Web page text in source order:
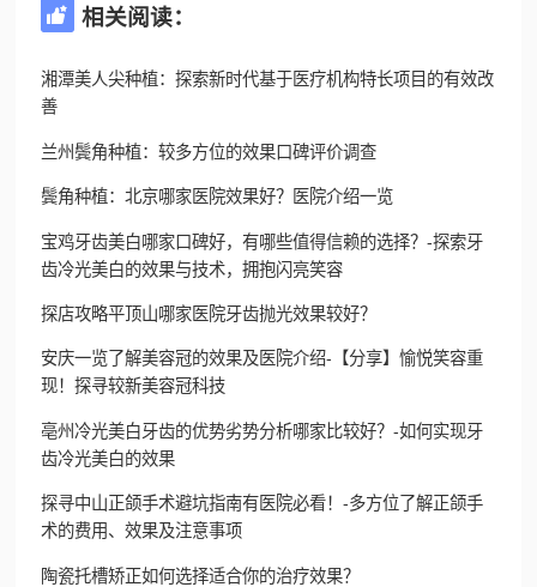
 相关阅读：
湘潭美人尖种植：探索新时代基于医疗机构特长项目的有效改
善
兰州鬓角种植：较多方位的效果口碑评价调查
鬓角种植：北京哪家医院效果好？医院介绍一览
宝鸡牙齿美白哪家口碑好，有哪些值得信赖的选择？-探索牙
齿冷光美白的效果与技术，拥抱闪亮笑容
探店攻略平顶山哪家医院牙齿抛光效果较好？
安庆一览了解美容冠的效果及医院介绍-【分享】愉悦笑容重
现！探寻较新美容冠科技
亳州冷光美白牙齿的优势劣势分析哪家比较好？-如何实现牙
齿冷光美白的效果
探寻中山正颌手术避坑指南有医院必看！-多方位了解正颌手
术的费用、效果及注意事项
陶瓷托槽矫正如何选择适合你的治疗效果？